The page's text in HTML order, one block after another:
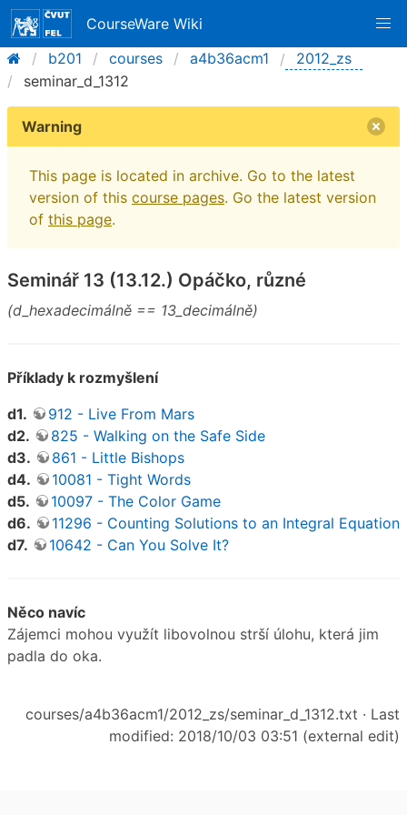
CourseWare Wiki
b201
courses a4b36acm1
2012_zs
seminar_d_1312
Warning
This page is located in archive. Go to the latest
version of this course pages. Go the latest version
of this page.
Seminář 13 (13.12.) Opáčko, různé
(d_hexadecimálně == 13_decimálně)
Příklady k rozmyšlení
d1.
912 - Live From Mars
d2.
825 - Walking on the Safe Side
d3.
861 - Little Bishops
d4.
10081 - Tight Words
d5.
10097 - The Color Game
d6.
11296 - Counting Solutions to an Integral Equation
d7.
10642 - Can You Solve It?
Něco navíc
Zájemci mohou využít libovolnou strší úlohu, která jim
padla do oka.
courses/a4b36acm1/2012_zs/seminar_d_1312.txt · Last
modified: 2018/10/03 03:51 (external edit)